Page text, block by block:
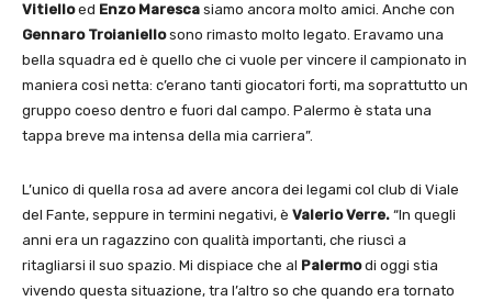
Vitielloed Enzo Maresca siamo ancora molto amici. Anche con
Gennaro Troianiellosono rimasto molto legato. Eravamo una
bella squadra ed è quello che ci vuole per vincere il campionato in
maniera così netta: c’erano tanti giocatori forti, ma soprattutto un
gruppo coeso dentro e fuori dal campo. Palermo è stata una
tappa breve ma intensa della mia carriera”.
L’unico di quella rosa ad avere ancora dei legami col club di Viale
del Fante, seppure in termini negativi, è Valerio Verre. “In quegli
anni era un ragazzino con qualità importanti, che riuscì a
ritagliarsi il suo spazio. Mi dispiace che al Palermodi oggi stia
vivendo questa situazione, tra l’altro so che quando era tornato